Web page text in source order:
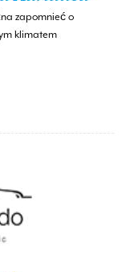
zapomnieć o
klimatem